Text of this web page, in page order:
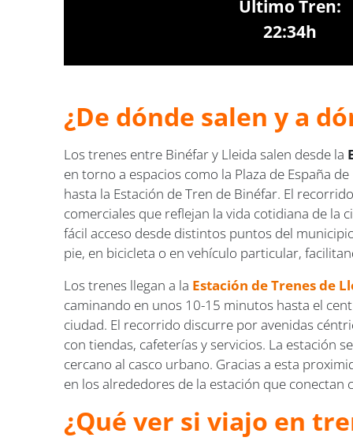
Último Tren:
22:34h
¿De dónde salen y a
Los trenes entre Binéfar y Lleida salen desde la
en torno a espacios como la Plaza de España
hasta la Estación de Tren de Binéfar. El
comerciales que reflejan la vida cotidiana de la
fácil acceso desde distintos puntos del
pie, en bicicleta o en vehículo particular,
Los trenes llegan a la Estación de Trenes de
caminando en unos 10-15 minutos hasta el
ciudad. El recorrido discurre por avenidas
con tiendas, cafeterías y servicios. La estación
cercano al casco urbano. Gracias a esta
en los alrededores de la estación que
¿Qué ver si viajo en